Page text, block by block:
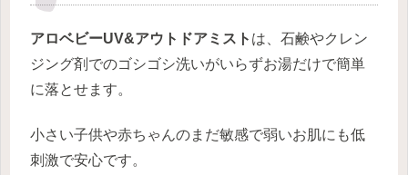
アロベビーUV&アウトドアミスト は、石鹸やクレン
ジング剤でのゴシゴシ洗いがいらずお湯だけで簡単
に落とせます。
小さい子供や赤ちゃんのまだ敏感で弱いお肌にも低
刺激で安心です。